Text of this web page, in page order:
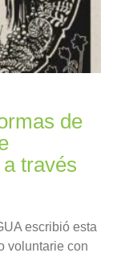
de
través
escribió esta
voluntarie con